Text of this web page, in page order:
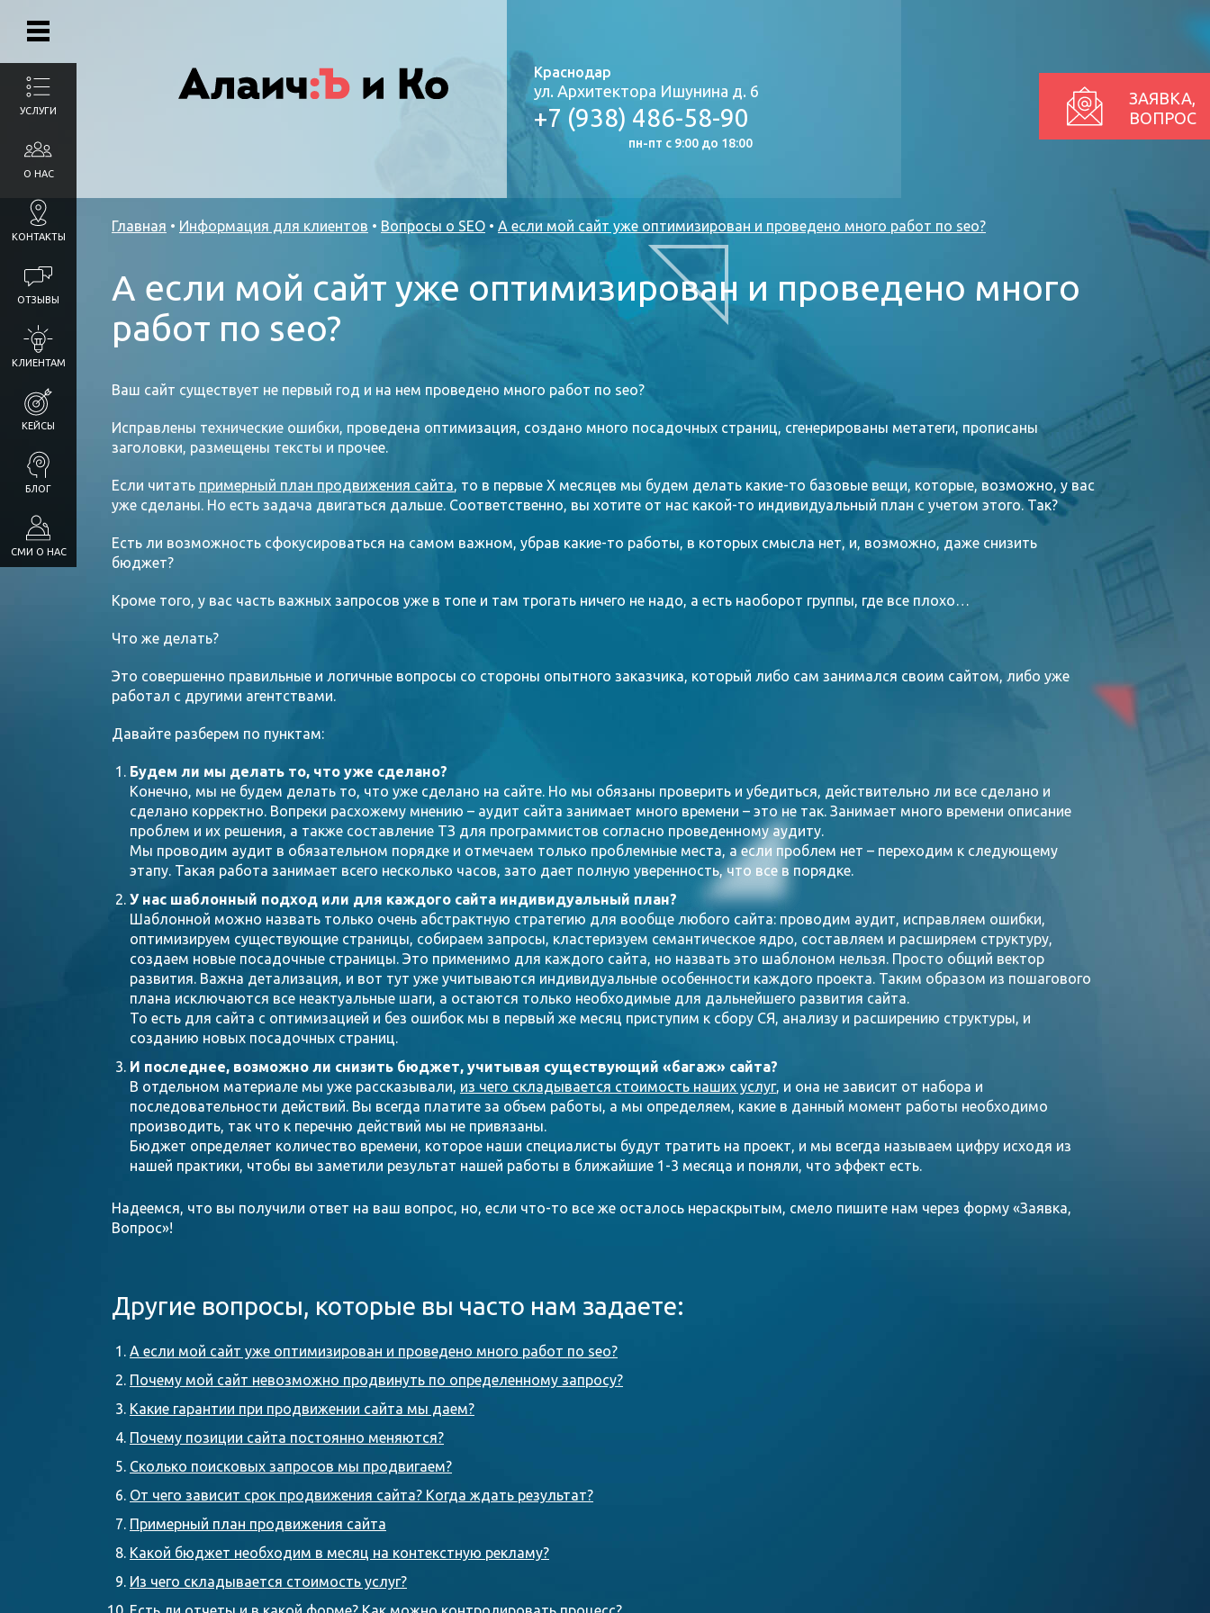
УСЛУГИ
О НАС
КОНТАКТЫ
ОТЗЫВЫ
КЛИЕНТАМ
КЕЙСЫ
БЛОГ
СМИ О НАС
Краснодар
ул. Архитектора Ишунина д. 6
+7 (938) 486-58-90
пн-пт с 9:00 до 18:00
ЗАЯВКА,
ВОПРОС
Главная • Информация для клиентов • Вопросы о SEO • А если мой сайт уже оптимизирован и проведено много работ по seo?
А если мой сайт уже оптимизирован и проведено много
работ по seo?
Ваш сайт существует не первый год и на нем проведено много работ по seo?
Исправлены технические ошибки, проведена оптимизация, создано много посадочных страниц, сгенерированы метатеги, прописаны
заголовки, размещены тексты и прочее.
Если читать примерный план продвижения сайта, то в первые X месяцев мы будем делать какие-то базовые вещи, которые, возможно, у вас
уже сделаны. Но есть задача двигаться дальше. Соответственно, вы хотите от нас какой-то индивидуальный план с учетом этого. Так?
Есть ли возможность сфокусироваться на самом важном, убрав какие-то работы, в которых смысла нет, и, возможно, даже снизить
бюджет?
Кроме того, у вас часть важных запросов уже в топе и там трогать ничего не надо, а есть наоборот группы, где все плохо…
Что же делать?
Это совершенно правильные и логичные вопросы со стороны опытного заказчика, который либо сам занимался своим сайтом, либо уже
работал с другими агентствами.
Давайте разберем по пунктам:
Будем ли мы делать то, что уже сделано?
Конечно, мы не будем делать то, что уже сделано на сайте. Но мы обязаны проверить и убедиться, действительно ли все сделано и
сделано корректно. Вопреки расхожему мнению – аудит сайта занимает много времени – это не так. Занимает много времени описание
проблем и их решения, а также составление ТЗ для программистов согласно проведенному аудиту.
Мы проводим аудит в обязательном порядке и отмечаем только проблемные места, а если проблем нет – переходим к следующему
этапу. Такая работа занимает всего несколько часов, зато дает полную уверенность, что все в порядке.
У нас шаблонный подход или для каждого сайта индивидуальный план?
Шаблонной можно назвать только очень абстрактную стратегию для вообще любого сайта: проводим аудит, исправляем ошибки,
оптимизируем существующие страницы, собираем запросы, кластеризуем семантическое ядро, составляем и расширяем структуру,
создаем новые посадочные страницы. Это применимо для каждого сайта, но назвать это шаблоном нельзя. Просто общий вектор
развития. Важна детализация, и вот тут уже учитываются индивидуальные особенности каждого проекта. Таким образом из пошагового
плана исключаются все неактуальные шаги, а остаются только необходимые для дальнейшего развития сайта.
То есть для сайта с оптимизацией и без ошибок мы в первый же месяц приступим к сбору СЯ, анализу и расширению структуры, и
созданию новых посадочных страниц.
И последнее, возможно ли снизить бюджет, учитывая существующий «багаж» сайта?
В отдельном материале мы уже рассказывали, из чего складывается стоимость наших услуг, и она не зависит от набора и
последовательности действий. Вы всегда платите за объем работы, а мы определяем, какие в данный момент работы необходимо
производить, так что к перечню действий мы не привязаны.
Бюджет определяет количество времени, которое наши специалисты будут тратить на проект, и мы всегда называем цифру исходя из
нашей практики, чтобы вы заметили результат нашей работы в ближайшие 1-3 месяца и поняли, что эффект есть.
Надеемся, что вы получили ответ на ваш вопрос, но, если что-то все же осталось нераскрытым, смело пишите нам через форму «Заявка,
Вопрос»!
Другие вопросы, которые вы часто нам задаете:
А если мой сайт уже оптимизирован и проведено много работ по seo?
Почему мой сайт невозможно продвинуть по определенному запросу?
Какие гарантии при продвижении сайта мы даем?
Почему позиции сайта постоянно меняются?
Сколько поисковых запросов мы продвигаем?
От чего зависит срок продвижения сайта? Когда ждать результат?
Примерный план продвижения сайта
Какой бюджет необходим в месяц на контекстную рекламу?
Из чего складывается стоимость услуг?